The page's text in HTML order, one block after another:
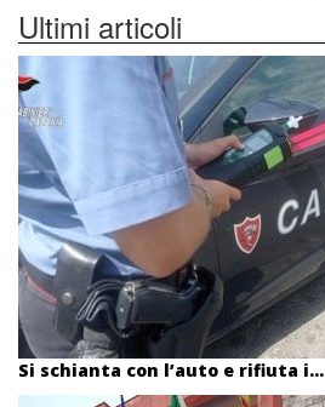
Ultimi articoli
Si schianta con l’auto e rifiuta i...